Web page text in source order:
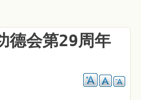
德会第29周年